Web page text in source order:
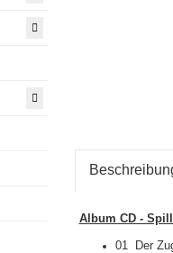
Album CD -
01 Der